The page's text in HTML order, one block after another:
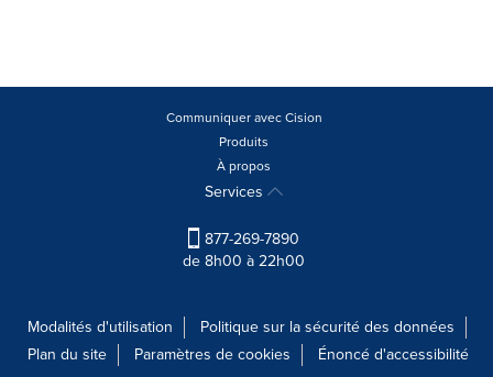
Communiquer avec Cision
Produits
À propos
Services
877-269-7890
de 8h00 à 22h00
Modalités d'utilisation
Politique sur la sécurité des données
Plan du site
Paramètres de cookies Énoncé d'accessibilité